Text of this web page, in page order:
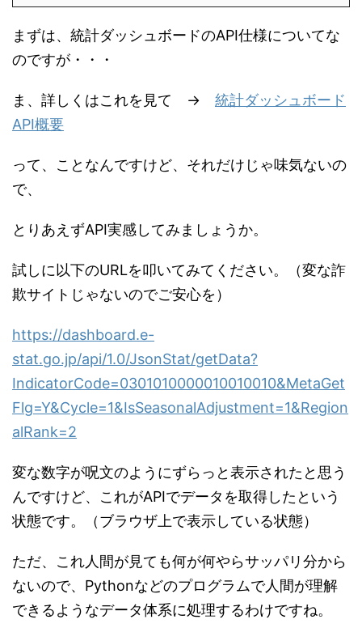
まずは、統計ダッシュボードのAPI仕様についてな
のですが・・・
ま、詳しくはこれを見て → 統計ダッシュボード
API概要
って、ことなんですけど、それだけじゃ味気ないの
で、
とりあえずAPI実感してみましょうか。
試しに以下のURLを叩いてみてください。（変な詐
欺サイトじゃないのでご安心を）
https://dashboard.e-
stat.go.jp/api/1.0/JsonStat/getData?
IndicatorCode=0301010000010010010&MetaGet
Flg=Y&Cycle=1&IsSeasonalAdjustment=1&Region
alRank=2
変な数字が呪文のようにずらっと表示されたと思う
んですけど、これがAPIでデータを取得したという
状態です。（ブラウザ上で表示している状態）
ただ、これ人間が見ても何が何やらサッパリ分から
ないので、Pythonなどのプログラムで人間が理解
できるようなデータ体系に処理するわけですね。